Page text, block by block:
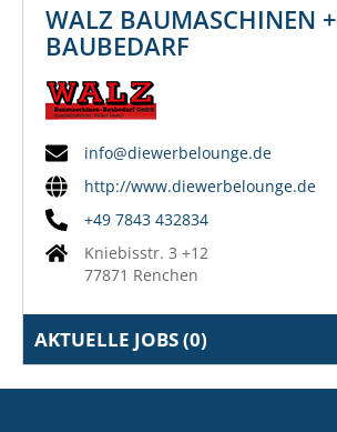
WALZ BAUMASCHINEN +
BAUBEDARF
info@diewerbelounge.de
http://www.diewerbelounge.de
+49 7843 432834
Kniebisstr. 3 +12
77871 Renchen
AKTUELLE JOBS (0)